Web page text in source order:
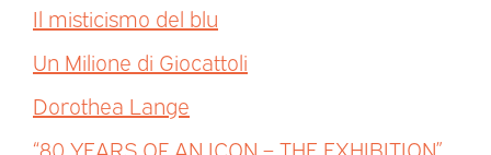
Il misticismo del blu
Un Milione di Giocattoli
Dorothea Lange
“80 YEARS OF AN ICON – THE EXHIBITION”